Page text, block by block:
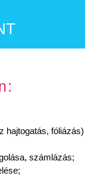
hajtogatás, fóliázás)
számlázás;